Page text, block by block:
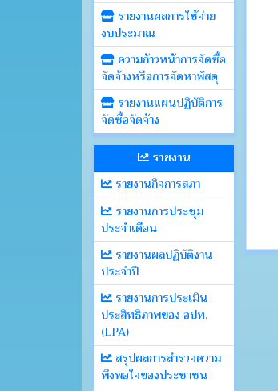
รายงานผลการใช้จ่าย
งบประมาณ
ความก้าวหน้าการจัดซื้อ
จัดจ้างหรือการจัดหาพัสดุ
รายงานแผนปฏิบัติการ
จัดซื้อจัดจ้าง
รายงาน
รายงานกิจการสภา
รายงานการประชุม
ประจำเดือน
รายงานผลปฏิบัติงาน
ประจำปี
รายงานการประเมิน
ประสิทธิภาพของ อปท.
(LPA)
สรุปผลการสำรวจความ
พึงพอใจของประชาชน